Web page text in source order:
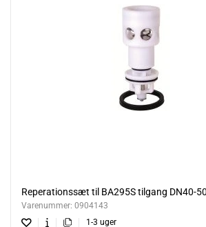
Reperationssæt til BA295S tilgang DN40-50
Varenummer: 0904143
1-3 uger